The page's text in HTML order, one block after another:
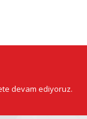
devam ediyoruz.